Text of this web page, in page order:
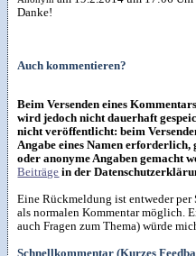
Danke!
Auch kommentieren?
Beim Versenden eines
wird jedoch nicht dauerhaft
nicht veröffentlicht: beim
Angabe eines Namen erforderlich,
oder anonyme Angaben gemacht
Beiträge in der
Eine Rückmeldung ist entweder
als normalen Kommentar möglich.
auch Fragen zum Thema) würde
Schnellkommentar (Kurzes